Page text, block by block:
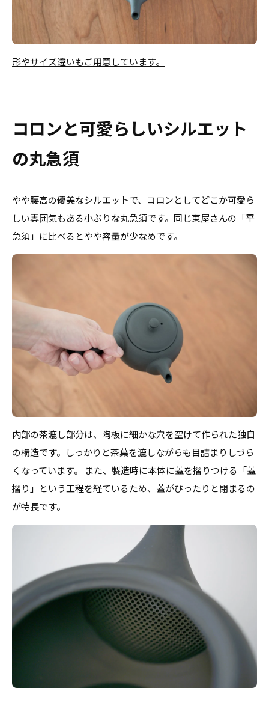
形やサイズ違いもご用意しています。
コロンと可愛らしいシルエット
の丸急須
やや腰高の優美なシルエットで、コロンとしてどこか可愛ら
しい雰囲気もある小ぶりな丸急須です。同じ東屋さんの「平
急須」に比べるとやや容量が少なめです。
内部の茶漉し部分は、陶板に細かな穴を空けて作られた独自
の構造です。しっかりと茶葉を漉しながらも目詰まりしづら
くなっています。 また、製造時に本体に蓋を摺りつける「蓋
摺り」という工程を経ているため、蓋がぴったりと閉まるの
が特長です。